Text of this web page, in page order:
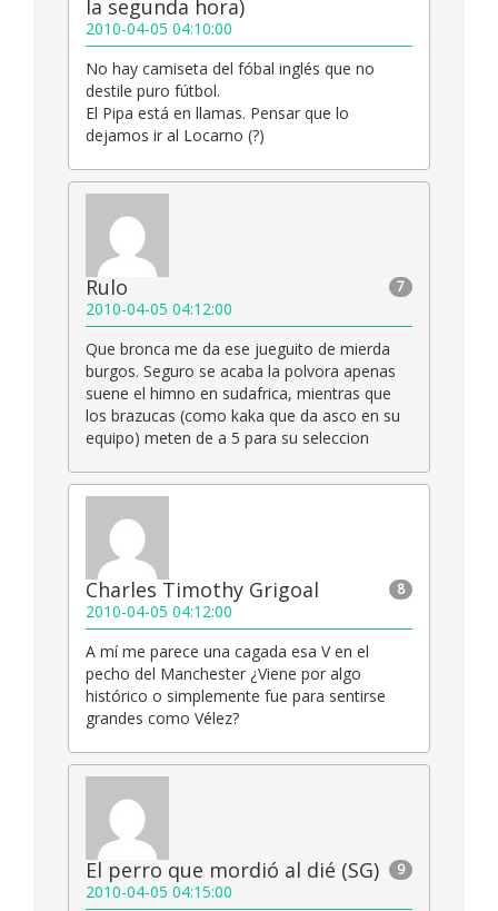
la segunda hora)
2010-04-05 04:10:00
No hay camiseta del fóbal inglés que no
destile puro fútbol.
El Pipa está en llamas. Pensar que lo
dejamos ir al Locarno (?)
7
Rulo
2010-04-05 04:12:00
Que bronca me da ese jueguito de mierda
burgos. Seguro se acaba la polvora apenas
suene el himno en sudafrica, mientras que
los brazucas (como kaka que da asco en su
equipo) meten de a 5 para su seleccion
8
Charles Timothy Grigoal
2010-04-05 04:12:00
A mí me parece una cagada esa V en el
pecho del Manchester ¿Viene por algo
histórico o simplemente fue para sentirse
grandes como Vélez?
9
El perro que mordió al dié (SG)
2010-04-05 04:15:00